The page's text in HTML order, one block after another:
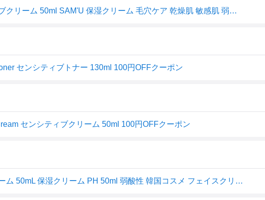
サミュ 正規品 PHセンシティブクリーム 50ml SAM'U 保湿クリーム 毛穴ケア 乾燥肌 敏感肌 弱酸性 低刺激 韓国コスメ SAMU
センシティブトナー 130ml 100円OFFクーポン
センシティブクリーム 50ml 100円OFFクーポン
正規品 PH センシティブクリーム 50mL 保湿クリーム PH 50ml 弱酸性 韓国コスメ フェイスクリーム 在庫限り